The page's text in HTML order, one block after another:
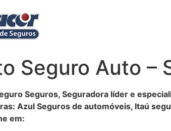
Seguro Auto –
Seguros, Seguradora líder e
Azul Seguros de automóveis, Itaú
em: